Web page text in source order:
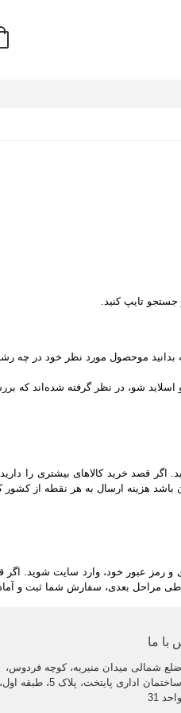
جستجو تایپ کنید.
موحصول مورد نظر خود در چه
اسلاید شو، در نظر گرفته شده‌‏‏اند که
قصد خرید کالاهای بیشتری را
هزینه ارسال به هر نقطه از کشور
و رمز عبور خود، وارد سایت ‏‌شوید. اگر
طی مراحل بعدی، سفارش شما ثبت و
با ما
ضلع شمالی میدان منیریه، کوچه فردوس،
ساختمان اداری پایتخت، پلاک 5، طبقه اول،
واحد 31